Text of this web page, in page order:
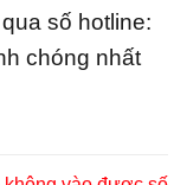
số hotline:
chóng nhất